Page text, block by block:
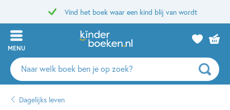
Vind het boek waar een kind blij van wordt
MENU
Zoeken
naar
auteurs
Dagelijks leven